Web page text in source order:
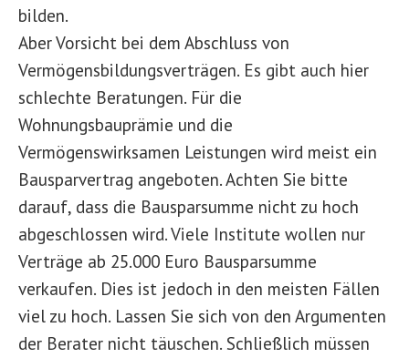
bilden.
Aber Vorsicht bei dem Abschluss von
Vermögensbildungsverträgen. Es gibt auch hier
schlechte Beratungen. Für die
Wohnungsbauprämie und die
Vermögenswirksamen Leistungen wird meist ein
Bausparvertrag angeboten. Achten Sie bitte
darauf, dass die Bausparsumme nicht zu hoch
abgeschlossen wird. Viele Institute wollen nur
Verträge ab 25.000 Euro Bausparsumme
verkaufen. Dies ist jedoch in den meisten Fällen
viel zu hoch. Lassen Sie sich von den Argumenten
der Berater nicht täuschen. Schließlich müssen